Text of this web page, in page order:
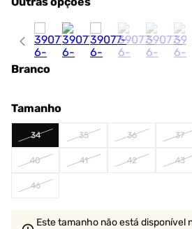
Branco
Tamanho
34 35 36 37
40 41 42 43
46
Este tamanho não está disponível